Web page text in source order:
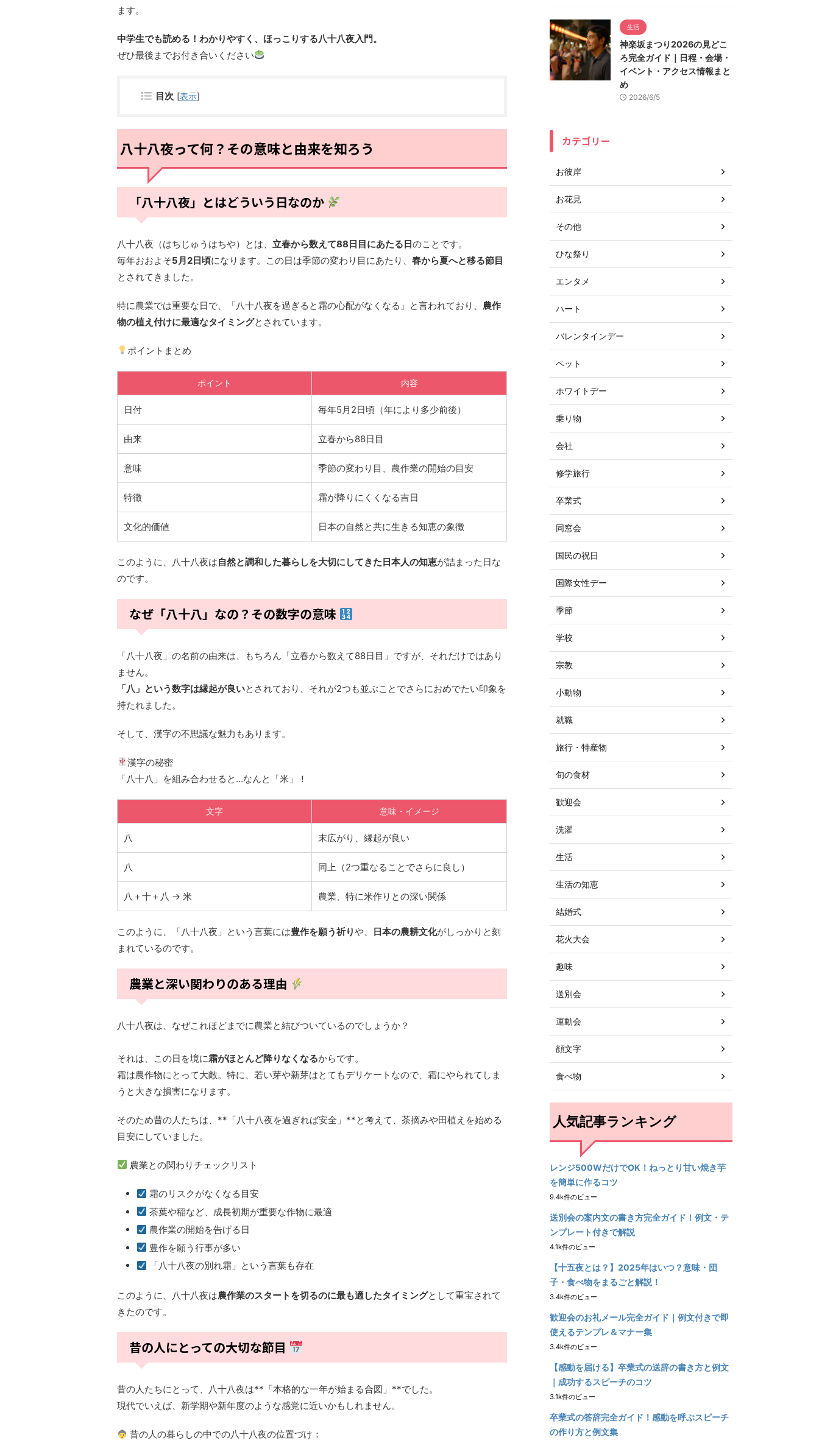
ます。
中学生でも読める！わかりやすく、ほっこりする八十八夜入門。
ぜひ最後までお付き合いください
目次 [表示]
八十八夜って何？その意味と由来を知ろう
「八十八夜」とはどういう日なのか
八十八夜（はちじゅうはちや）とは、 立春から数えて88日目にあたる日のことです。
毎年おおよそ5月2日頃になります。この日は季節の変わり目にあたり、 春から夏へと移る節目
とされてきました。
特に農業では重要な日で、「八十八夜を過ぎると霜の心配がなくなる」と言われており、 農作
物の植え付けに最適なタイミングとされています。
ポイントまとめ
ポイント 内容
日付 毎年5月2日頃（年により多少前後）
由来 立春から88日目
意味 季節の変わり目、農作業の開始の目安
特徴 霜が降りにくくなる吉日
文化的価値 日本の自然と共に生きる知恵の象徴
このように、八十八夜は自然と調和した暮らしを大切にしてきた日本人の知恵が詰まった日な
のです。
なぜ「八十八」なの？その数字の意味
「八十八夜」の名前の由来は、もちろん「立春から数えて88日目」ですが、それだけではあり
ません。
「八」という数字は縁起が良いとされており、それが2つも並ぶことでさらにおめでたい印象を
持たれました。
そして、漢字の不思議な魅力もあります。
漢字の秘密
「八十八」を組み合わせると…なんと「米」！
文字 意味・イメージ
八 末広がり、縁起が良い
八 同上（2つ重なることでさらに良し）
八＋十＋八 → 米 農業、特に米作りとの深い関係
このように、「八十八夜」という言葉には豊作を願う祈りや、 日本の農耕文化がしっかりと刻
まれているのです。
農業と深い関わりのある理由
八十八夜は、なぜこれほどまでに農業と結びついているのでしょうか？
それは、この日を境に霜がほとんど降りなくなるからです。
霜は農作物にとって大敵。特に、若い芽や新芽はとてもデリケートなので、霜にやられてしま
うと大きな損害になります。
そのため昔の人たちは、**「八十八夜を過ぎれば安全」**と考えて、茶摘みや田植えを始める
目安にしていました。
農業との関わりチェックリスト
霜のリスクがなくなる目安
茶葉や稲など、成長初期が重要な作物に最適
農作業の開始を告げる日
豊作を願う行事が多い
「八十八夜の別れ霜」という言葉も存在
このように、八十八夜は農作業のスタートを切るのに最も適したタイミングとして重宝されて
きたのです。
昔の人にとっての大切な節目
昔の人たちにとって、八十八夜は**「本格的な一年が始まる合図」**でした。
現代でいえば、新学期や新年度のような感覚に近いかもしれません。
昔の人の暮らしの中での八十八夜の位置づけ：
生活
神楽坂まつり2026の見どこ
ろ完全ガイド｜日程・会場・
イベント・アクセス情報まと
め
2026/6/5
カテゴリー
お彼岸
お花見
その他
ひな祭り
エンタメ
ハート
バレンタインデー
ペット
ホワイトデー
乗り物
会社
修学旅行
卒業式
同窓会
国民の祝日
国際女性デー
季節
学校
宗教
小動物
就職
旅行・特産物
旬の食材
歓迎会
洗濯
生活
生活の知恵
結婚式
花火大会
趣味
送別会
運動会
顔文字
食べ物
人気記事ランキング
レンジ500WだけでOK！ねっとり甘い焼き芋
を簡単に作るコツ
9.4k件のビュー
送別会の案内文の書き方完全ガイド！例文・テ
ンプレート付きで解説
4.1k件のビュー
【十五夜とは？】2025年はいつ？意味・団
子・食べ物をまるごと解説！
3.4k件のビュー
歓迎会のお礼メール完全ガイド｜例文付きで即
使えるテンプレ＆マナー集
3.4k件のビュー
【感動を届ける】卒業式の送辞の書き方と例文
｜成功するスピーチのコツ
3.1k件のビュー
卒業式の答辞完全ガイド！感動を呼ぶスピーチ
の作り方と例文集